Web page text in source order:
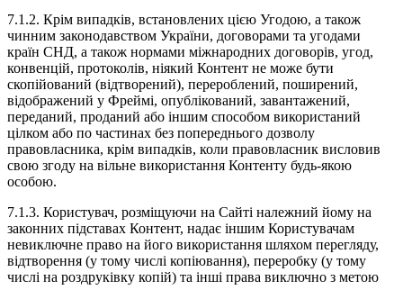
7.1.2. Крім випадків, встановлених цією Угодою, а також
чинним законодавством України, договорами та угодами
країн СНД, а також нормами міжнародних договорів, угод,
конвенцій, протоколів, ніякий Контент не може бути
скопійований (відтворений), перероблений, поширений,
відображений у Фреймі, опублікований, завантажений,
переданий, проданий або іншим способом використаний
цілком або по частинах без попереднього дозволу
правовласника, крім випадків, коли правовласник висловив
свою згоду на вільне використання Контенту будь-якою
особою.
7.1.3. Користувач, розміщуючи на Сайті належний йому на
законних підставах Контент, надає іншим Користувачам
невиключне право на його використання шляхом перегляду,
відтворення (у тому числі копіювання), переробку (у тому
числі на роздруківку копій) та інші права виключно з метою